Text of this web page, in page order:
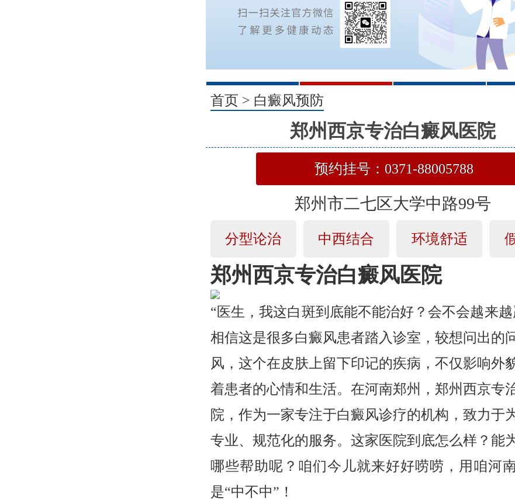
1 2 3
首页 > 白癜风预防
郑州西京专治白癜风医院
预约挂号：0371-88005788
郑州市二七区大学中路99号
分型论治 中西结合 环境舒适
郑州西京专治白癜风医院
“医生，我这白斑到底能不能治好？会不会越来越
相信这是很多白癜风患者踏入诊室，较想问出的
风，这个在皮肤上留下印记的疾病，不仅影响外
着患者的心情和生活。在河南郑州，郑州西京专
院，作为一家专注于白癜风诊疗的机构，致力于
专业、规范化的服务。这家医院到底怎么样？能
哪些帮助呢？咱们今儿就来好好唠唠，用咱河
是“中不中”！